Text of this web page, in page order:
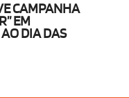
CAMPANHA
EM
DIA DAS